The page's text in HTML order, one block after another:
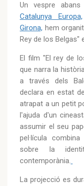
Un vespre
Catalunya Europa,
Girona, hem
Rey de los Belgas"
El film "El rey de
que narra la
a través dels
declara en estat
atrapat a un petit
l'ajuda d'un
assumir el seu
pel·lícula
sobre la
contemporània.
La projecció es